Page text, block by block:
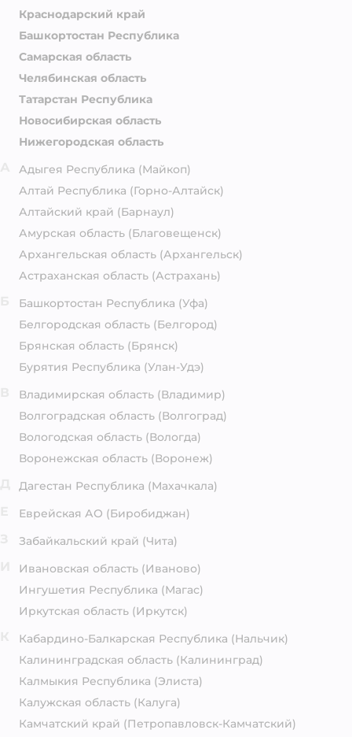
Краснодарский край
Башкортостан Республика
Самарская область
Челябинская область
Татарстан Республика
Новосибирская область
Нижегородская область
Адыгея Республика (Майкоп)
Алтай Республика (Горно-Алтайск)
Алтайский край (Барнаул)
Амурская область (Благовещенск)
Архангельская область (Архангельск)
Астраханская область (Астрахань)
Башкортостан Республика (Уфа)
Белгородская область (Белгород)
Брянская область (Брянск)
Бурятия Республика (Улан-Удэ)
Владимирская область (Владимир)
Волгоградская область (Волгоград)
Вологодская область (Вологда)
Воронежская область (Воронеж)
Дагестан Республика (Махачкала)
Еврейская АО (Биробиджан)
Забайкальский край (Чита)
Ивановская область (Иваново)
Ингушетия Республика (Магас)
Иркутская область (Иркутск)
Кабардино-Балкарская Республика (Нальчик)
Калининградская область (Калининград)
Калмыкия Республика (Элиста)
Калужская область (Калуга)
Камчатский край (Петропавловск-Камчатский)